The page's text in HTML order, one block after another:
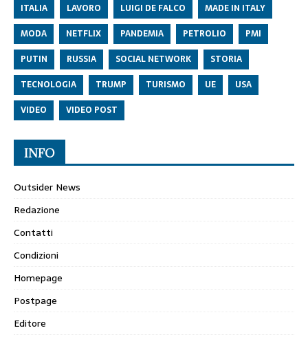
ITALIA LAVORO LUIGI DE FALCO
MADE IN ITALY
MODA
NETFLIX PANDEMIA PETROLIO
PMI
PUTIN
RUSSIA SOCIAL NETWORK
STORIA
TECNOLOGIA
TRUMP TURISMO UE
USA
VIDEO
VIDEO POST
INFO
Outsider News
Redazione
Contatti
Condizioni
Homepage
Postpage
Editore